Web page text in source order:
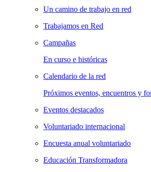
Un camino de trabajo en red
Trabajamos en Red
Campañas
En curso e históricas
Calendario de la red
Próximos eventos, encuentros y
Eventos destacados
Voluntariado internacional
Encuesta anual voluntariado
Educación Transformadora